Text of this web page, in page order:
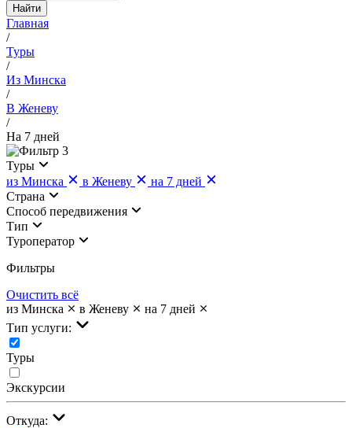
Найти
Главная
/
Туры
/
Из Минска
/
В Женеву
/
На 7 дней
3
Туры
из Минска
в Женеву
на 7 дней
Страна
Cпособ передвижения
Тип
Туроператор
Фильтры
Очистить всё
из Минска
в Женеву
на 7 дней
Тип услуги:
Туры
Экскурсии
Откуда: